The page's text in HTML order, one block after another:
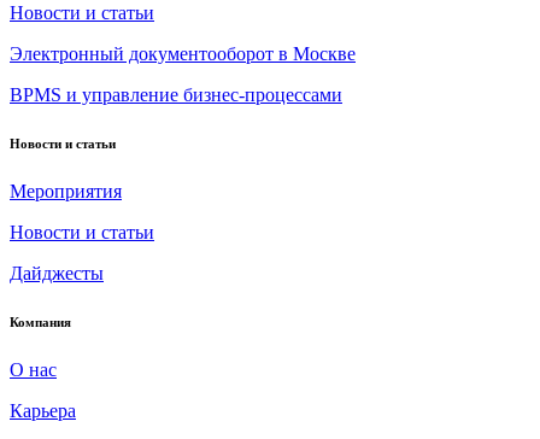
Новости и статьи
Электронный документооборот в Москве
BPMS и управление бизнес-процессами
Новости и статьи
Мероприятия
Новости и статьи
Дайджесты
Компания
О нас
Карьера